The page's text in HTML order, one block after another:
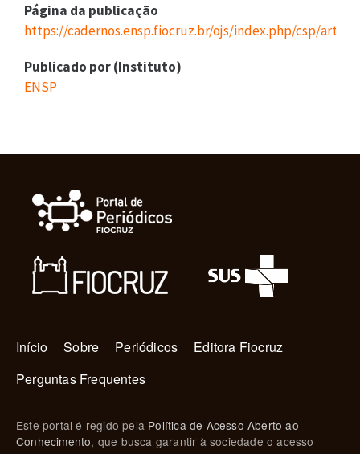
Página da publicação
https://cadernos.ensp.fiocruz.br/ojs/index.php/csp/
Publicado por (Instituto)
ENSP
Navegação principal
Início Sobre Periódicos
Editora Fiocruz
Perguntas Frequentes
Este portal é regido pela Política de Acesso Aberto ao
Conhecimento, que busca garantir à sociedade o acesso